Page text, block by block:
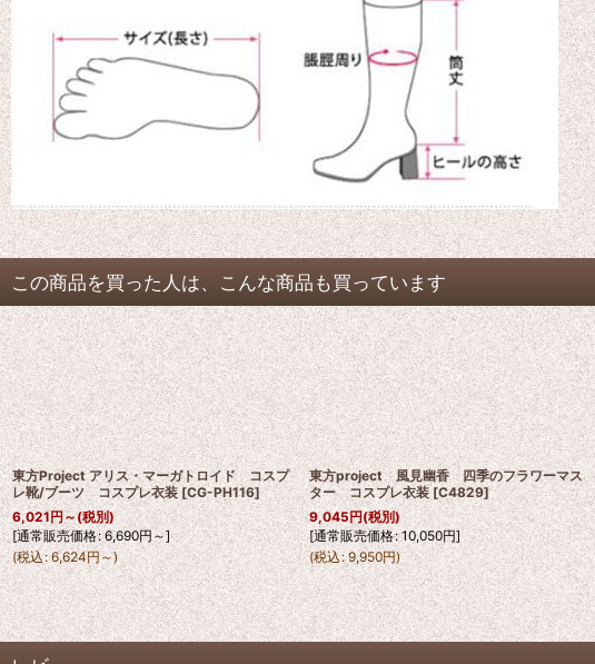
この商品を買った人は、こんな商品も買っています
東方Project アリス・マーガトロイド コスプ
レ靴/ブーツ コスプレ衣装 [CG-PH116]
6,021円～(税別)
[通常販売価格: 6,690円～]
(税込: 6,624円 ～)
東方project 風見幽香 四季のフラワーマス
ター コスプレ衣装 [C4829]
9,045円(税別)
[通常販売価格: 10,050円]
(税込: 9,950円)